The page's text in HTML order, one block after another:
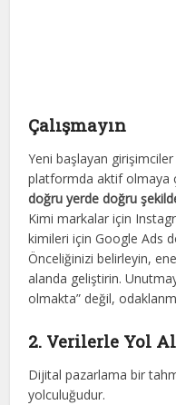
Çalışmayın
Yeni başlayan
platformda aktif olmaya
doğru yerde doğru
Kimi markalar için
kimileri için Google Ads
Önceliğinizi belirleyin,
alanda geliştirin.
olmakta” değil,
2. Verilerle Yol
Dijital pazarlama bir
yolculuğudur.